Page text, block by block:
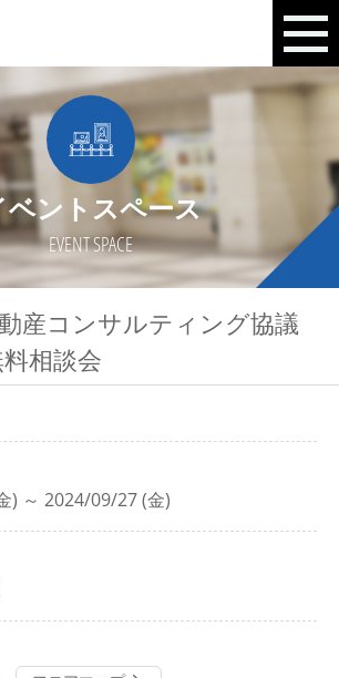
ベントスペース
EVENT SPACE
産コンサルティング協議
相談会
) ～ 2024/09/27 (金)